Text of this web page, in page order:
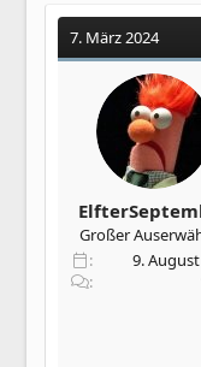
7. März 2024
Großer
9.